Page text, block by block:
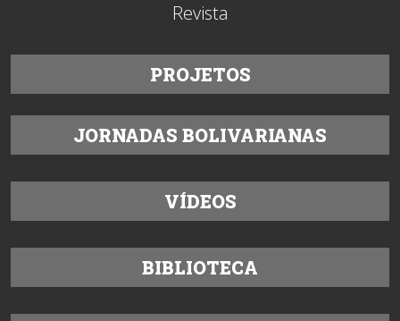
Revista
PROJETOS
JORNADAS BOLIVARIANAS
VÍDEOS
BIBLIOTECA